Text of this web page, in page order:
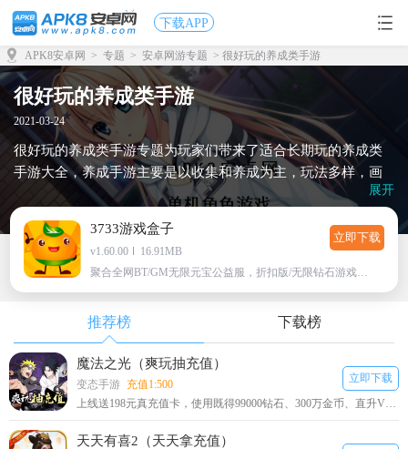
下载APP
APK8安卓网 > 专题 > 安卓网游专题 > 很好玩的养成类手游
很好玩的养成类手游
2021-03-24
很好玩的养成类手游专题为玩家们带来了适合长期玩的养成类
手游大全，养成手游主要是以收集和养成为主，玩法多样，画
风独特，操作简单容易上手，多种类型的养成收集手游，海量
资源随你下载体验，想了解更多养成类手游的相关内容，快到
APK8安卓网吧！
展开
3733游戏盒子
v1.60.00
16.91MB
聚合全网BT/GM无限元宝公益服，折扣版/无限钻石游戏下载
立即下载
推荐榜 下载榜
魔法之光（爽玩抽充值）
变态手游 充值1:500
上线送198元真充值卡，使用既得99000钻石、300万金币、直升VIP10；
立即下载
天天有喜2（天天拿充值）